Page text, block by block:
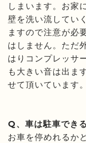
しまいます。お家
壁を洗い流してい
ますので注意が必
はしません。ただ
はりコンプレッサ
も大きい音は出ま
せて頂いています。
Q、車は駐車でき
お車を停めれるか